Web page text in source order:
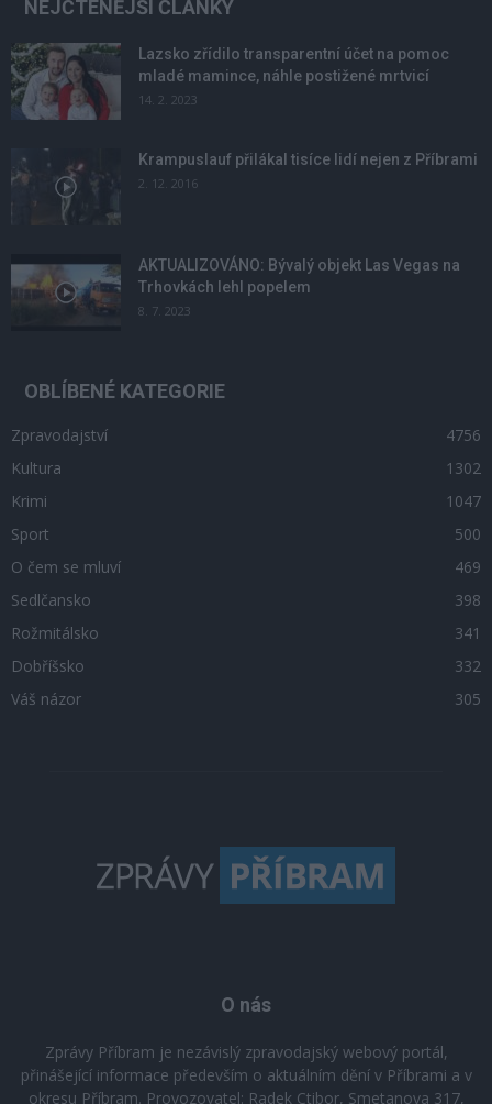
NEJČTENĚJŠÍ ČLÁNKY
Lazsko zřídilo transparentní účet na pomoc
mladé mamince, náhle postižené mrtvicí
14. 2. 2023
Krampuslauf přilákal tisíce lidí nejen z Příbrami
2. 12. 2016
AKTUALIZOVÁNO: Bývalý objekt Las Vegas na
Trhovkách lehl popelem
8. 7. 2023
OBLÍBENÉ KATEGORIE
Zpravodajství
4756
Kultura
1302
Krimi
1047
Sport
500
O čem se mluví
469
Sedlčansko
398
Rožmitálsko
341
Dobříšsko
332
Váš názor
305
O nás
Zprávy Příbram je nezávislý zpravodajský webový portál,
přinášející informace především o aktuálním dění v Příbrami a v
okresu Příbram. Provozovatel: Radek Ctibor, Smetanova 317,